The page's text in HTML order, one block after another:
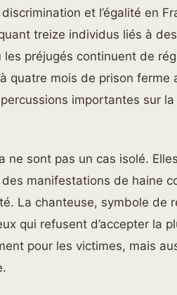
et l’égalité en
treize individus liés à
préjugés continuent de
quatre mois de prison ferme
importantes sur
ne sont pas un cas isolé.
manifestations de haine
La chanteuse, symbole de
qui refusent d’accepter la
pour les victimes, mais